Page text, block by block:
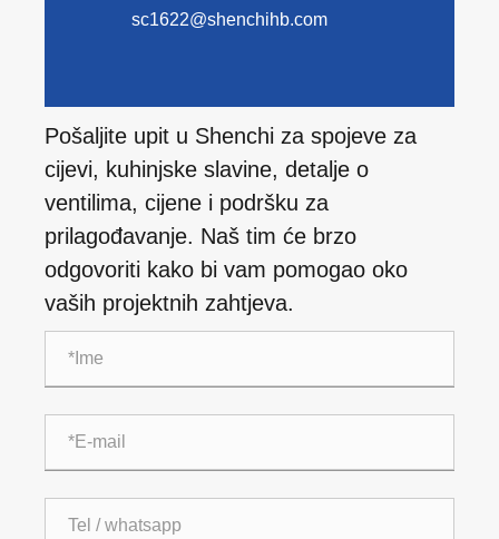
sc1622@shenchihb.com
Pošaljite upit u Shenchi za spojeve za
cijevi, kuhinjske slavine, detalje o
ventilima, cijene i podršku za
prilagođavanje. Naš tim će brzo
odgovoriti kako bi vam pomogao oko
vaših projektnih zahtjeva.